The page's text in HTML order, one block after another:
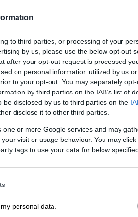
to third parties, or processing of your
by us, please use the below opt-out
after your opt-out request is processed
on personal information utilized by us
to your opt-out. You may separately
by third parties on the IAB’s list of
be disclosed by us to third parties on the
disclose it to other third parties.
one or more Google services and may
visit or usage behaviour. You may
tags to use your data for below
personal data.
οθόνη, αυτήν τη φορά